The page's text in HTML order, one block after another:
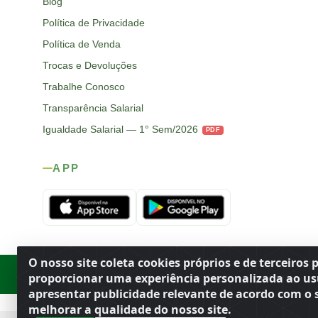
O nosso site coleta cookies próprios e de terceiros
proporcionar uma experiência personalizada ao
apresentar publicidade relevante de acordo com o
melhorar a qualidade do nosso site.
Política de Privacidade
Política de Venda
Trocas e Devoluções
Trabalhe Conosco
Transparência Salarial
Igualdade Salarial — 1° Sem/2026
PDF
APP
Rod. SP-215, s/n, km 98 — Área Rural Porto Ferreira/ ·